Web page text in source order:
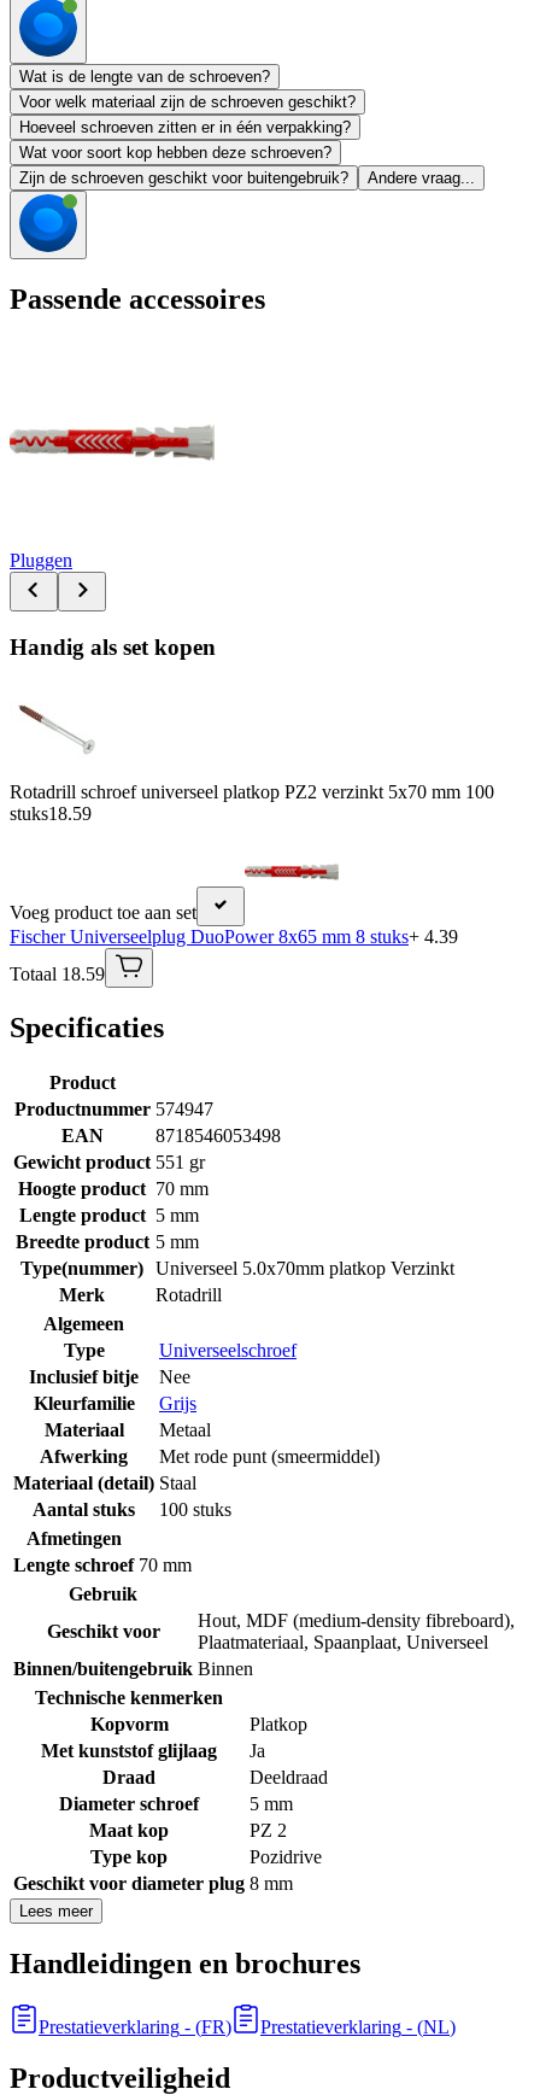
Wat is de lengte van de schroeven?
Voor welk materiaal zijn de schroeven geschikt?
Hoeveel schroeven zitten er in één verpakking?
Wat voor soort kop hebben deze schroeven?
Zijn de schroeven geschikt voor buitengebruik?
Andere vraag...
Passende accessoires
Pluggen
Handig als set kopen
Rotadrill schroef universeel platkop PZ2 verzinkt 5x70 mm 100
stuks18.59
Voeg product toe aan set
Fischer Universeelplug DuoPower 8x65 mm 8 stuks+ 4.39
Totaal 18.59
Specificaties
Product
Productnummer 574947
EAN
8718546053498
Gewicht product 551 gr
Hoogte product 70 mm
Lengte product 5 mm
Breedte product 5 mm
Type(nummer) Universeel 5.0x70mm platkop Verzinkt
Merk
Rotadrill
Algemeen
Type
Universeelschroef
Inclusief bitje
Nee
Kleurfamilie
Grijs
Materiaal
Metaal
Afwerking
Met rode punt (smeermiddel)
Materiaal (detail) Staal
Aantal stuks
100 stuks
Afmetingen
Lengte schroef 70 mm
Gebruik
Geschikt voor
Hout, MDF (medium-density fibreboard),
Plaatmateriaal, Spaanplaat, Universeel
Binnen/buitengebruik Binnen
Technische kenmerken
Kopvorm
Platkop
Met kunststof glijlaag
Ja
Draad
Deeldraad
Diameter schroef
5 mm
Maat kop
PZ 2
Type kop
Pozidrive
Geschikt voor diameter plug 8 mm
Lees meer
Handleidingen en brochures
Prestatieverklaring - (FR) Prestatieverklaring - (NL)
Productveiligheid